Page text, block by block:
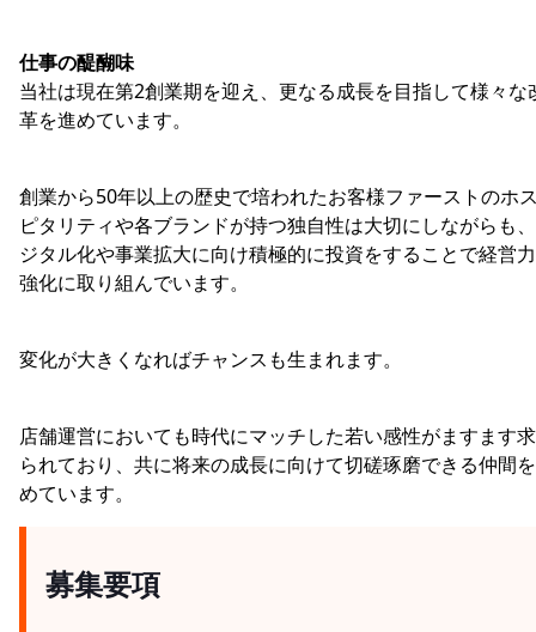
仕事の醍醐味
当社は現在第2創業期を迎え、更なる成長を目指して様々な
革を進めています。
創業から50年以上の歴史で培われたお客様ファーストのホ
ピタリティや各ブランドが持つ独自性は大切にしながらも
ジタル化や事業拡大に向け積極的に投資をすることで経営
強化に取り組んでいます。
変化が大きくなればチャンスも生まれます。
店舗運営においても時代にマッチした若い感性がますます
られており、共に将来の成長に向けて切磋琢磨できる仲間
めています。
募集要項